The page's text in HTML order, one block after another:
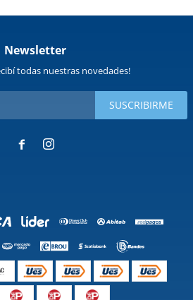
Newsletter
todas nuestras novedades!
SUSCRIBIRME
 